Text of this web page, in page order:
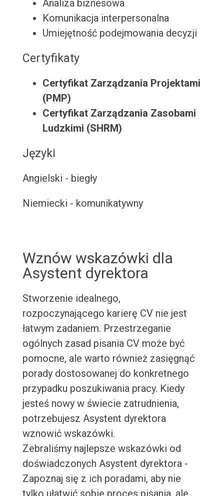
Analiza biznesowa
Komunikacja interpersonalna
Umiejętność podejmowania decyzji
Certyfikaty
Certyfikat Zarządzania Projektami
(PMP)
Certyfikat Zarządzania Zasobami
Ludzkimi (SHRM)
Języki
Angielski - biegły
Niemiecki - komunikatywny
Wznów wskazówki dla
Asystent dyrektora
Stworzenie idealnego,
rozpoczynającego karierę CV nie jest
łatwym zadaniem. Przestrzeganie
ogólnych zasad pisania CV może być
pomocne, ale warto również zasięgnąć
porady dostosowanej do konkretnego
przypadku poszukiwania pracy. Kiedy
jesteś nowy w świecie zatrudnienia,
potrzebujesz Asystent dyrektora
wznowić wskazówki.
Zebraliśmy najlepsze wskazówki od
doświadczonych Asystent dyrektora -
Zapoznaj się z ich poradami, aby nie
tylko ułatwić sobie proces pisania, ale